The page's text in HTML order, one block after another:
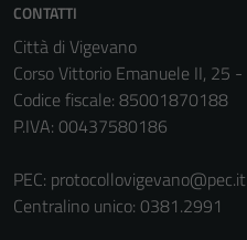
CONTATTI
Città di Vigevano
Corso Vittorio Emanuele II, 25
Codice fiscale: 85001870188
P.IVA: 00437580186
PEC: protocollovigevano@pec.it
Centralino unico: 0381.2991